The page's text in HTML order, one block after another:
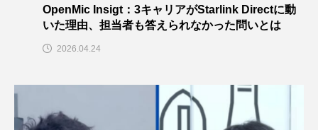
OpenMic Insigt：3キャリアがStarlink Directに動
いた理由、担当者も答えられなかった問いとは
2026.04.24